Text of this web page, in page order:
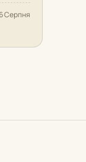
6 Серпня